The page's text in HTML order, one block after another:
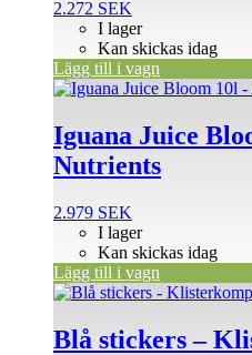
2.272 SEK
I lager
Kan skickas idag
Lägg till i vagn
Iguana Juice
Nutrients
2.979 SEK
I lager
Kan skickas idag
Lägg till i vagn
Blå stickers –